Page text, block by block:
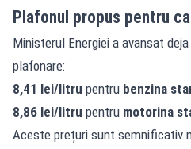
Plafonul propus pentru
Ministerul Energiei a avansat
plafonare:
8,41 lei/litru pentru benzina
8,86 lei/litru pentru motorina
Aceste prețuri sunt semnificativ